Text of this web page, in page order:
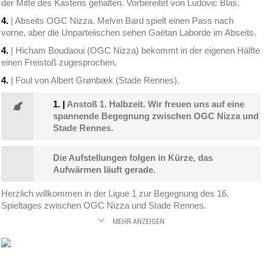
der Mitte des Kastens gehalten. Vorbereitet von Ludovic Blas.
4. | Abseits OGC Nizza. Melvin Bard spielt einen Pass nach
vorne, aber die Unparteiischen sehen Gaëtan Laborde im Abseits.
4. | Hicham Boudaoui (OGC Nizza) bekommt in der eigenen Hälfte
einen Freistoß zugesprochen.
4. | Foul von Albert Grønbæk (Stade Rennes).
1. | Anstoß 1. Halbzeit. Wir freuen uns auf eine
spannende Begegnung zwischen OGC Nizza und
Stade Rennes.
Die Aufstellungen folgen in Kürze, das
Aufwärmen läuft gerade.
Herzlich willkommen in der Ligue 1 zur Begegnung des 16.
Spieltages zwischen OGC Nizza und Stade Rennes.